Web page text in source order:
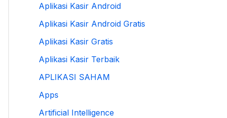
Aplikasi Kasir Android
Aplikasi Kasir Android Gratis
Aplikasi Kasir Gratis
Aplikasi Kasir Terbaik
APLIKASI SAHAM
Apps
Artificial Intelligence